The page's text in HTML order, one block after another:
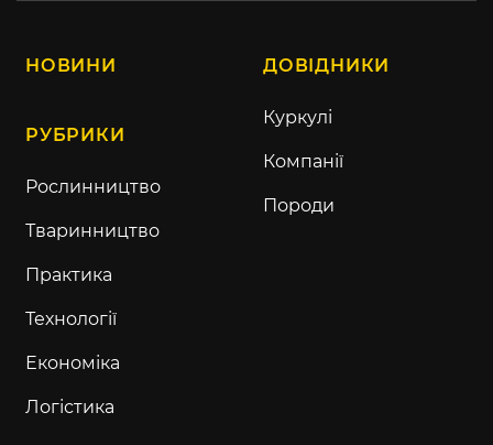
НОВИНИ
РУБРИКИ
Рослинництво
Тваринництво
Практика
Технології
Економіка
Логістика
ДОВІДНИКИ
Куркулі
Компанії
Породи